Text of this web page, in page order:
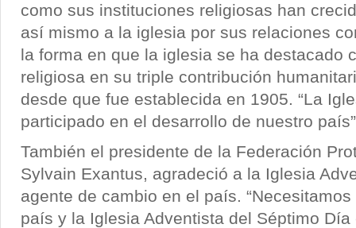
como sus instituciones religiosas han
así mismo a la iglesia por sus relaciones
la forma en que la iglesia se ha destacado
religiosa en su triple contribución
desde que fue establecida en 1905. “La
participado en el desarrollo de nuestro
También el presidente de la Federación
Sylvain Exantus, agradeció a la Iglesia
agente de cambio en el país.
país y la Iglesia Adventista del Séptimo